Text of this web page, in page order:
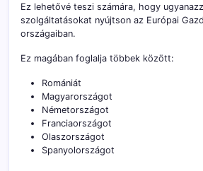
Ez lehetővé teszi számára, hogy
szolgáltatásokat nyújtson az Európai
országaiban.
Ez magában foglalja többek között:
Romániát
Magyarországot
Németországot
Franciaországot
Olaszországot
Spanyolországot